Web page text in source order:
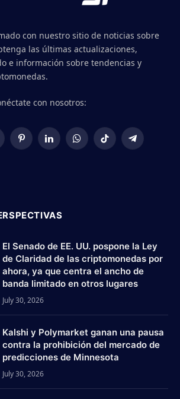
con nuestro sitio de noticias sobre
las últimas actualizaciones,
e información sobre tendencias y
con nosotros:
PinterestLinkedInWhatsApp
TikTok Telegram
El Senado de EE. UU. pospone la Ley
de Claridad de las criptomonedas por
ahora, ya que centra el ancho de
banda limitado en otros lugares
July 30, 2026
Kalshi y Polymarket ganan una pausa
contra la prohibición del mercado de
predicciones de Minnesota
July 30, 2026